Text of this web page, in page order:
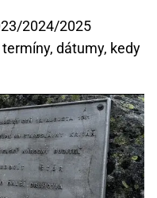
2024/2025
dátumy, kedy